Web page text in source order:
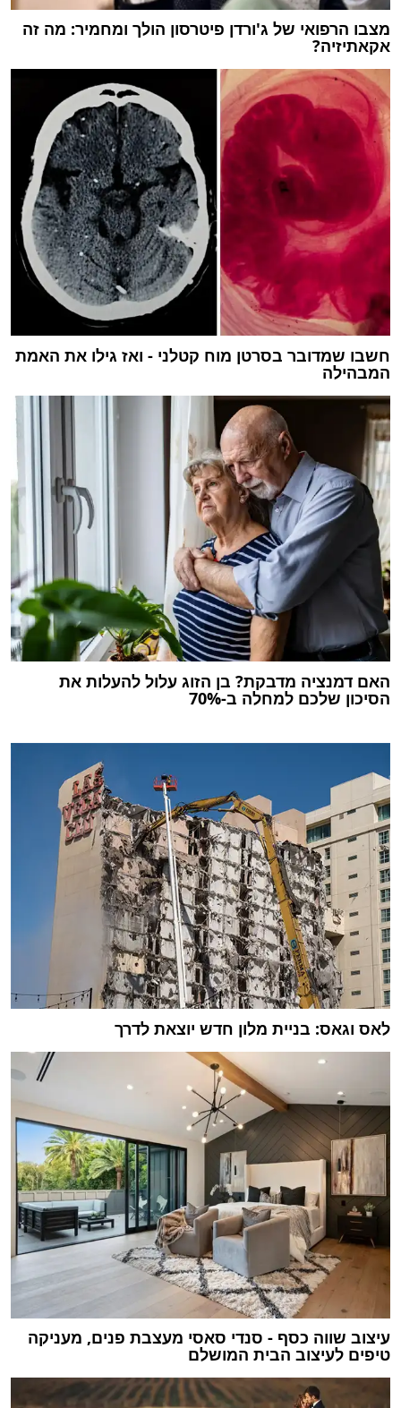
מצבו הרפואי של ג'ורדן פיטרסון הולך ומחמיר: מה זה
אקאתיזיה?
חשבו שמדובר בסרטן מוח קטלני - ואז גילו את האמת
המבהילה
האם דמנציה מדבקת? בן הזוג עלול להעלות את
הסיכון שלכם למחלה ב-70%
לאס וגאס: בניית מלון חדש יוצאת לדרך
עיצוב שווה כסף - סנדי סאסי מעצבת פנים, מעניקה
טיפים לעיצוב הבית המושלם